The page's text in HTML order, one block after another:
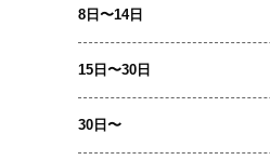
8日〜14日
15日〜30日
30日〜